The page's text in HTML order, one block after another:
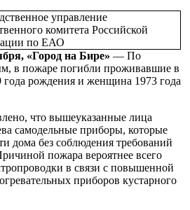
«Город на Бире» — По
в пожаре погибли проживавшие в
рождения и женщина 1973 года
что вышеуказанные лица
самодельные приборы, которые
дома без соблюдения требований
пожара вероятнее всего
в связи с повышенной
приборов кустарного